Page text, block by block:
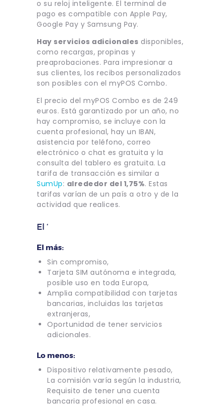
o su reloj inteligente. El terminal de
pago es compatible con Apple Pay,
Google Pay y Samsung Pay.
Hay servicios adicionales disponibles,
como recargas, propinas y
preaprobaciones. Para impresionar a
sus clientes, los recibos personalizados
son posibles con el myPOS Combo.
El precio del myPOS Combo es de 249
euros. Está garantizado por un año, no
hay compromiso, se incluye con la
cuenta profesional, hay un IBAN,
asistencia por teléfono, correo
electrónico o chat es gratuita y la
consulta del tablero es gratuita. La
tarifa de transacción es similar a
SumUp: alrededor del 1,75%. Estas
tarifas varían de un país a otro y de la
actividad que realices.
El ‘
El más:
Sin compromiso,
Tarjeta SIM autónoma e integrada,
posible uso en toda Europa,
Amplia compatibilidad con tarjetas
bancarias, incluidas las tarjetas
extranjeras,
Oportunidad de tener servicios
adicionales.
Lo menos:
Dispositivo relativamente pesado,
La comisión varía según la industria,
Requisito de tener una cuenta
bancaria profesional en casa.